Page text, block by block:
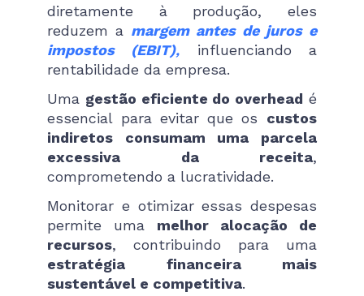
diretamente à produção, eles
reduzem a margem antes de juros e
impostos (EBIT), influenciando a
rentabilidade da empresa.
Uma gestão eficiente do overhead é
essencial para evitar que os custos
indiretos consumam uma parcela
excessiva da receita,
comprometendo a lucratividade.
Monitorar e otimizar essas despesas
permite uma melhor alocação de
recursos, contribuindo para uma
estratégia financeira mais
sustentável e competitiva.